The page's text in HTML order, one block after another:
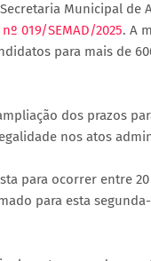
Municipal de
019/SEMAD/2025. A
para mais de
dos prazos
nos atos
para ocorrer entre
para esta